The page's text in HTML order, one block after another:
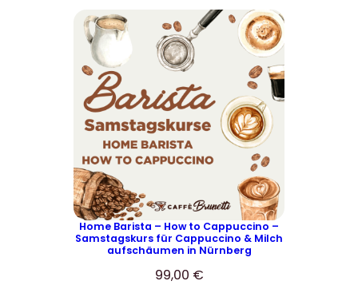
Home Barista – How to Cappuccino –
Samstagskurs für Cappuccino & Milch
aufschäumen in Nürnberg
99,00 €